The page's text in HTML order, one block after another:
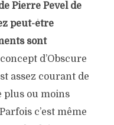
Pierre Pevel de
peut-être
sont
d’Obscure
assez courant de
plus ou moins
c’est même